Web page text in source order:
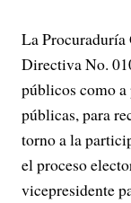
La
Directiva No.
públicos como
públicas, para
torno a la
el proceso
vicepresidente